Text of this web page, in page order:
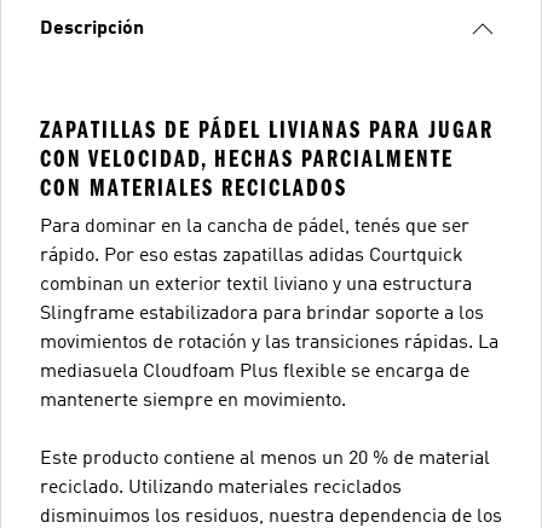
Descripción
ZAPATILLAS DE PÁDEL LIVIANAS PARA JUGAR
CON VELOCIDAD, HECHAS PARCIALMENTE
CON MATERIALES RECICLADOS
Para dominar en la cancha de pádel, tenés que ser
rápido. Por eso estas zapatillas adidas Courtquick
combinan un exterior textil liviano y una estructura
Slingframe estabilizadora para brindar soporte a los
movimientos de rotación y las transiciones rápidas. La
mediasuela Cloudfoam Plus flexible se encarga de
mantenerte siempre en movimiento.
Este producto contiene al menos un 20 % de material
reciclado. Utilizando materiales reciclados
disminuimos los residuos, nuestra dependencia de los